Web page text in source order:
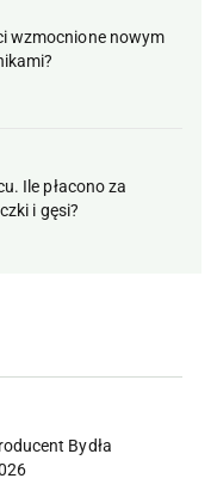
wzmocnione nowym
Ile płacono za
i gęsi?
Bydła